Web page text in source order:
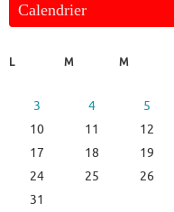
Calendrier
L
M M
3
4 5
10
11 12
17
18 19
24
25 26
31